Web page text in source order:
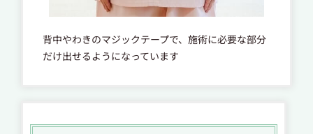
背中やわきのマジックテープで、施術に必要な部分
だけ出せるようになっています